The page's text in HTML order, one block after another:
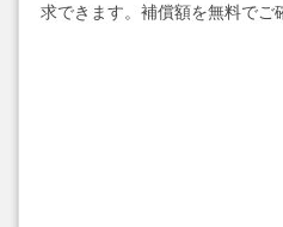
求できます。補償額を無料でご